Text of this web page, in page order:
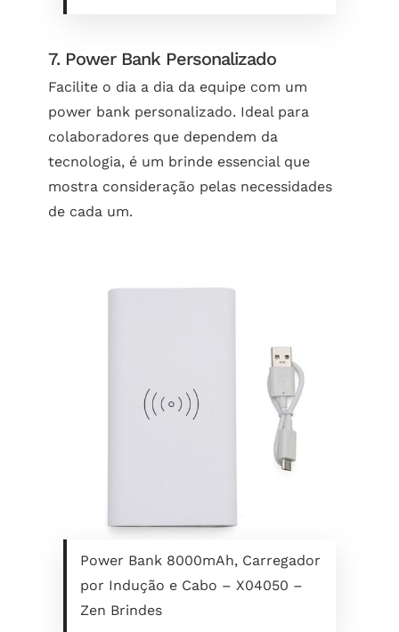
7. Power Bank Personalizado
Facilite o dia a dia da equipe com um
power bank personalizado. Ideal para
colaboradores que dependem da
tecnologia, é um brinde essencial que
mostra consideração pelas necessidades
de cada um.
Power Bank 8000mAh, Carregador
por Indução e Cabo – X04050 –
Zen Brindes